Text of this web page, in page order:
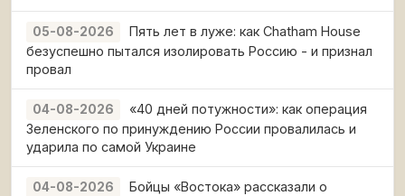
05-08-2026
Пять лет в луже: как Chatham House
безуспешно пытался изолировать Россию - и признал
провал
04-08-2026
«40 дней потужности»: как операция
Зеленского по принуждению России провалилась и
ударила по самой Украине
04-08-2026 Бойцы «Востока» рассказали о